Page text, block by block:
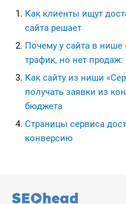
Как клиенты ищут
сайта решает
Почему у сайта в нише
трафик, но нет
Как сайту из ниши
получать заявки из
бюджета
Страницы сервиса
конверсию